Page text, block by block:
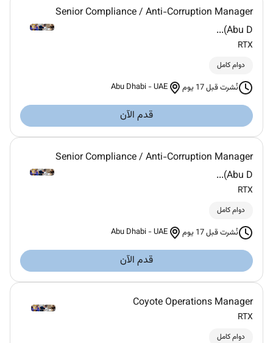
Senior Compliance / Anti-Corruption Manager
(Abu D...
RTX
دوام كامل
نُشرت قبل 17 يوم Abu Dhabi -UAE
قدم الآن
Senior Compliance / Anti-Corruption Manager
(Abu D...
RTX
دوام كامل
نُشرت قبل 17 يوم Abu Dhabi -UAE
قدم الآن
Coyote Operations Manager
RTX
دوام كامل